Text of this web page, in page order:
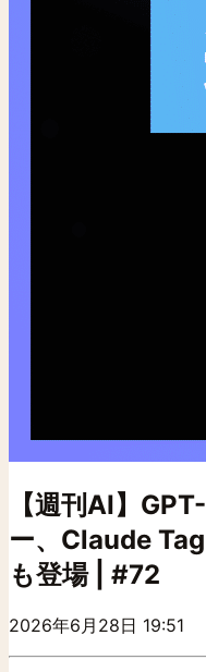
【週刊AI】
ー、Claude
も登場 | #72
2026年6月28日 19:51